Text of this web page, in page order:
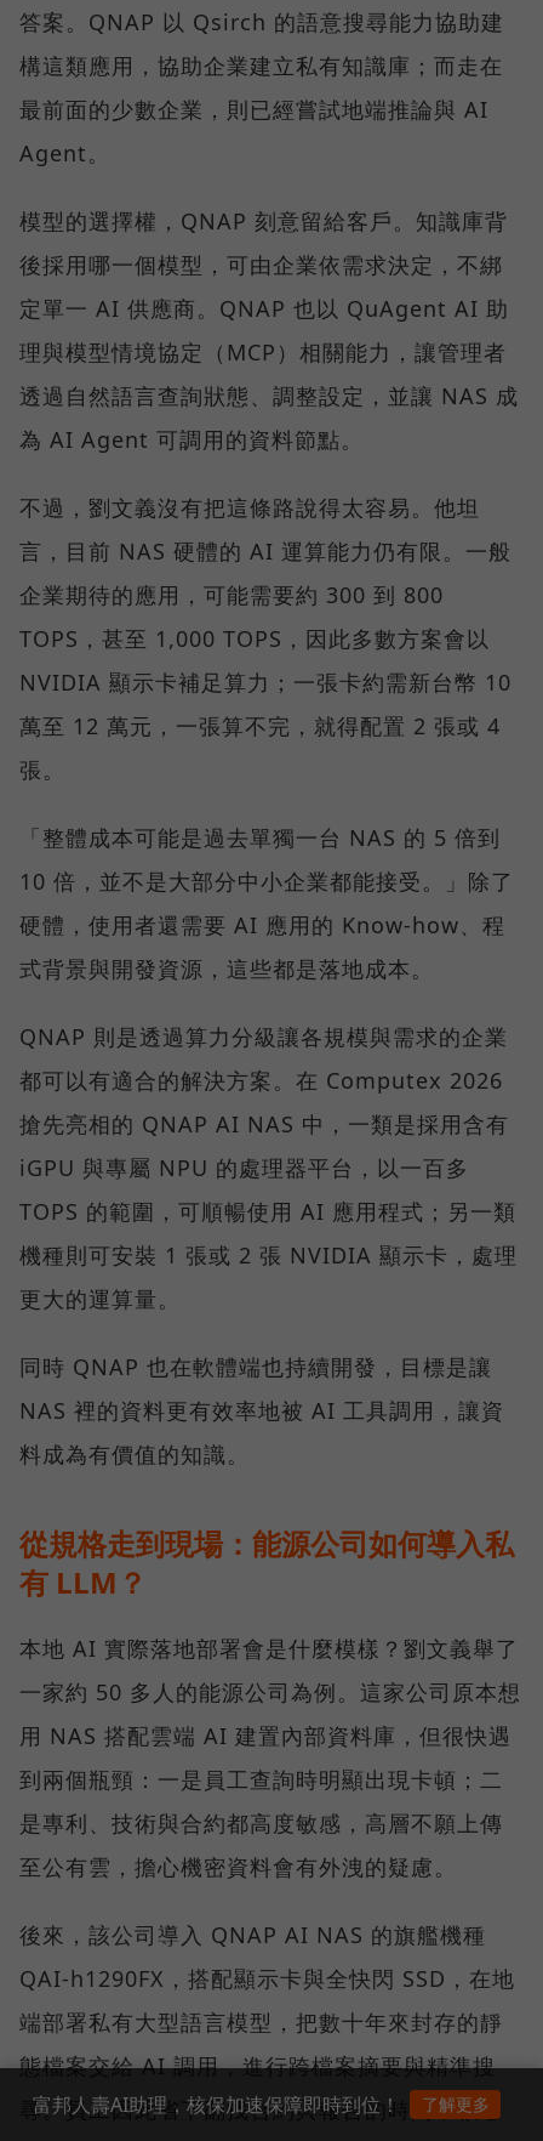
答案。QNAP 以 Qsirch 的語意搜尋能力協助建
構這類應用，協助企業建立私有知識庫；而走在
最前面的少數企業，則已經嘗試地端推論與 AI
Agent。
模型的選擇權，QNAP 刻意留給客戶。知識庫背
後採用哪一個模型，可由企業依需求決定，不綁
定單一 AI 供應商。QNAP 也以 QuAgent AI 助
理與模型情境協定（MCP）相關能力，讓管理者
透過自然語言查詢狀態、調整設定，並讓 NAS 成
為 AI Agent 可調用的資料節點。
不過，劉文義沒有把這條路說得太容易。他坦
言，目前 NAS 硬體的 AI 運算能力仍有限。一般
企業期待的應用，可能需要約 300 到 800
TOPS，甚至 1,000 TOPS，因此多數方案會以
NVIDIA 顯示卡補足算力；一張卡約需新台幣 10
萬至 12 萬元，一張算不完，就得配置 2 張或 4
張。
「整體成本可能是過去單獨一台 NAS 的 5 倍到
10 倍，並不是大部分中小企業都能接受。」除了
硬體，使用者還需要 AI 應用的 Know-how、程
式背景與開發資源，這些都是落地成本。
QNAP 則是透過算力分級讓各規模與需求的企業
都可以有適合的解決方案。在 Computex 2026
搶先亮相的 QNAP AI NAS 中，一類是採用含有
iGPU 與專屬 NPU 的處理器平台，以一百多
TOPS 的範圍，可順暢使用 AI 應用程式；另一類
機種則可安裝 1 張或 2 張 NVIDIA 顯示卡，處理
更大的運算量。
同時 QNAP 也在軟體端也持續開發，目標是讓
NAS 裡的資料更有效率地被 AI 工具調用，讓資
料成為有價值的知識。
從規格走到現場：能源公司如何導入私
有 LLM？
本地 AI 實際落地部署會是什麼模樣？劉文義舉了
一家約 50 多人的能源公司為例。這家公司原本想
用 NAS 搭配雲端 AI 建置內部資料庫，但很快遇
到兩個瓶頸：一是員工查詢時明顯出現卡頓；二
是專利、技術與合約都高度敏感，高層不願上傳
至公有雲，擔心機密資料會有外洩的疑慮。
後來，該公司導入 QNAP AI NAS 的旗艦機種
QAI-h1290FX，搭配顯示卡與全快閃 SSD，在地
端部署私有大型語言模型，把數十年來封存的靜
態檔案交給 AI 調用，進行跨檔案摘要與精準搜
尋。員工因此省下翻找合約與報告的時間，核心
富邦人壽AI助理，核保加速保障即時到位！ 了解更多